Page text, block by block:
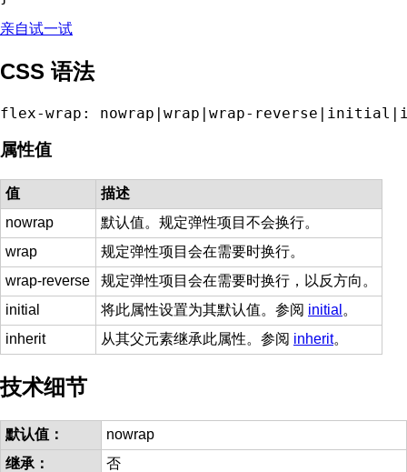
亲自试一试
CSS 语法
flex-wrap: nowrap|wrap|wrap-
属性值
值
描述
nowrap
默认值。规定弹性项目不会换行。
wrap
规定弹性项目会在需要时换行。
wrap-reverse
规定弹性项目会在需要时换行，以反方向。
initial
将此属性设置为其默认值。参阅 initial 。
inherit
从其父元素继承此属性。参阅 inherit。
技术细节
默认值：
nowrap
继承：
否